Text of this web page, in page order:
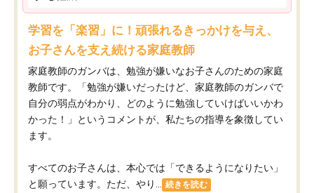
学習を「楽習」に！頑張れるきっかけを与え、
お子さんを支え続ける家庭教師
家庭教師のガンバは、勉強が嫌いなお子さんのための家庭
教師です。「勉強が嫌いだったけど、家庭教師のガンバで
自分の弱点がわかり、どのように勉強していけばいいかわ
かった！」というコメントが、私たちの指導を象徴してい
ます。
すべてのお子さんは、本心では「できるようになりたい」
と願っています。ただ、やり...
続きを読む